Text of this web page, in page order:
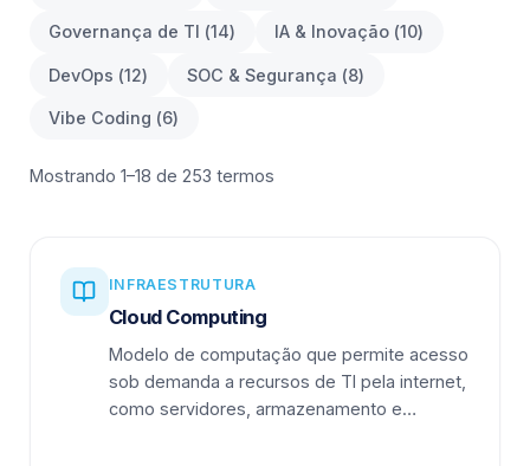
Governança de TI (14) IA & Inovação (10)
DevOps (12) SOC & Segurança (8)
Vibe Coding (6)
Mostrando 1–18 de 253 termos
INFRAESTRUTURA
Cloud Computing
Modelo de computação que permite acesso
sob demanda a recursos de TI pela internet,
como servidores, armazenamento e